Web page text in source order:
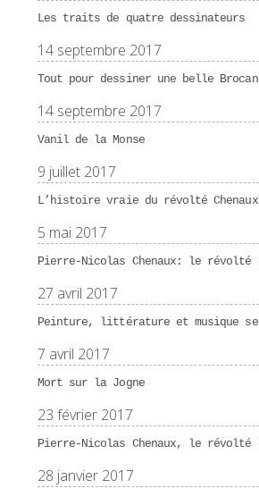
Les traits de quatre dessinateurs
14 septembre 2017
Tout pour dessiner une belle
14 septembre 2017
Vanil de la Monse
9 juillet 2017
L’histoire vraie du révolté Chenaux
5 mai 2017
Pierre-Nicolas Chenaux: le révolté
27 avril 2017
Peinture, littérature et musique
7 avril 2017
Mort sur la Jogne
23 février 2017
Pierre-Nicolas Chenaux, le révolté
28 janvier 2017